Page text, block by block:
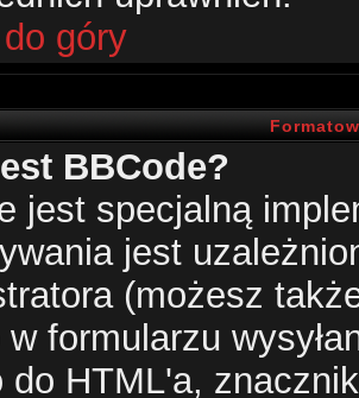
góry
BBCode?
jest specjalną
jest
(możesz
w formularzu
do HTML'a,